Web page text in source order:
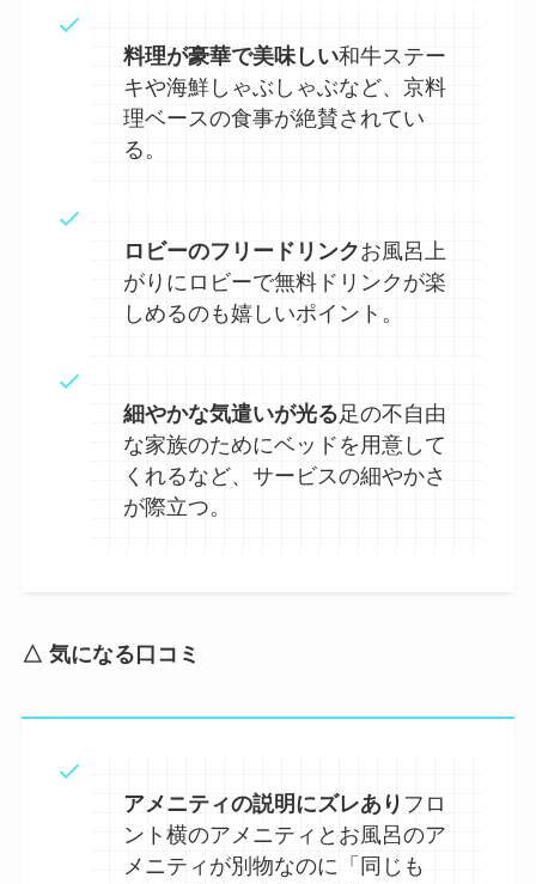
料理が豪華で美味しい和牛ステー
キや海鮮しゃぶしゃぶなど、京料
理ベースの食事が絶賛されてい
る。
ロビーのフリードリンクお風呂上
がりにロビーで無料ドリンクが楽
しめるのも嬉しいポイント。
細やかな気遣いが光る足の不自由
な家族のためにベッドを用意して
くれるなど、サービスの細やかさ
が際立つ。
△ 気になる口コミ
アメニティの説明にズレあり フロ
ント横のアメニティとお風呂のア
メニティが別物なのに「同じも